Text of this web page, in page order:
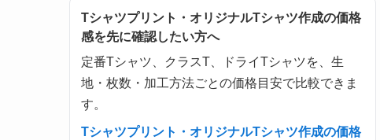
Tシャツプリント・オリジナルTシャツ作成の価格
感を先に確認したい方へ
定番Tシャツ、クラスT、ドライTシャツを、生
地・枚数・加工方法ごとの価格目安で比較できま
す。
Tシャツプリント・オリジナルTシャツ作成の価格